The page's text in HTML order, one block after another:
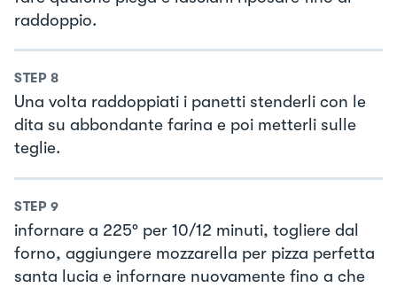
raddoppio.
STEP 8
Una volta raddoppiati i panetti stenderli con le
dita su abbondante farina e poi metterli sulle
teglie.
STEP 9
infornare a 225° per 10/12 minuti, togliere dal
forno, aggiungere mozzarella per pizza perfetta
santa lucia e infornare nuovamente fino a che